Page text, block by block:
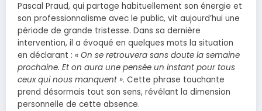
Pascal Praud, qui partage habituellement son énergie et
son professionnalisme avec le public, vit aujourd’hui une
période de grande tristesse. Dans sa dernière
intervention, il a évoqué en quelques mots la situation
en déclarant : « On se retrouvera sans doute la semaine
prochaine. Et on aura une pensée un instant pour tous
ceux qui nous manquent ». Cette phrase touchante
prend désormais tout son sens, révélant la dimension
personnelle de cette absence.